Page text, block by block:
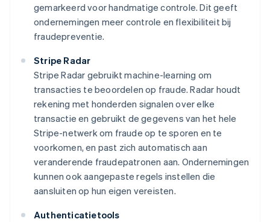
gemarkeerd voor handmatige controle. Dit geeft
ondernemingen meer controle en flexibiliteit bij
fraudepreventie.
Stripe Radar
Stripe Radar gebruikt machine-learning om
transacties te beoordelen op fraude. Radar houdt
rekening met honderden signalen over elke
transactie en gebruikt de gegevens van het hele
Stripe-netwerk om fraude op te sporen en te
voorkomen, en past zich automatisch aan
veranderende fraudepatronen aan. Ondernemingen
kunnen ook aangepaste regels instellen die
aansluiten op hun eigen vereisten.
Authenticatietools